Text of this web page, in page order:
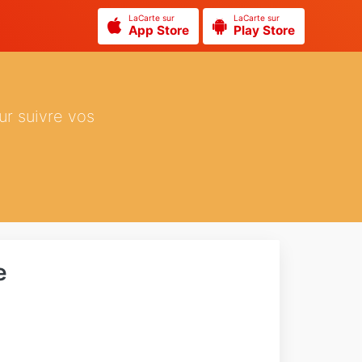
LaCarte sur
App Store
LaCarte sur
Play Store
suivre vos